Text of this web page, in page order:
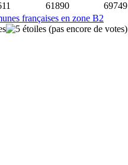
61890 69749
françaises en zone B2
(pas encore de votes)